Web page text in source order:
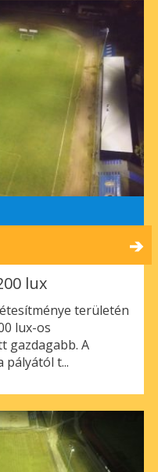
lux
területén
lux-os
gazdagabb. A
pályától t...